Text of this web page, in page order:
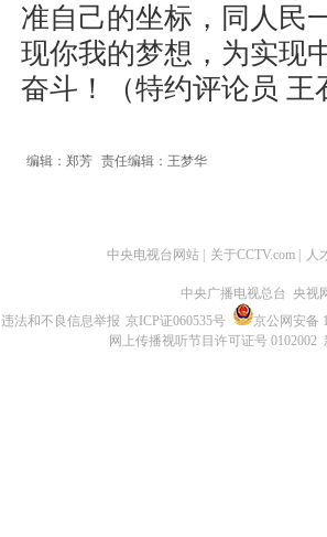
准自己的坐标，同人民
现你我的梦想，为实现
奋斗！（特约评论员 王
编辑：郑芳 责任编辑：王梦华
中央电视台网站 关于CCTV.com 人
中央广播电视总台 央视
违法和不良信息举报 京ICP证060535号
京公网安备
网上传播视听节目许可证号 0102002